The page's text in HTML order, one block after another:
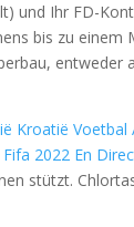
und Ihr FD-
bis zu
entweder
Kroatië Voetbal
2022 En
stützt.